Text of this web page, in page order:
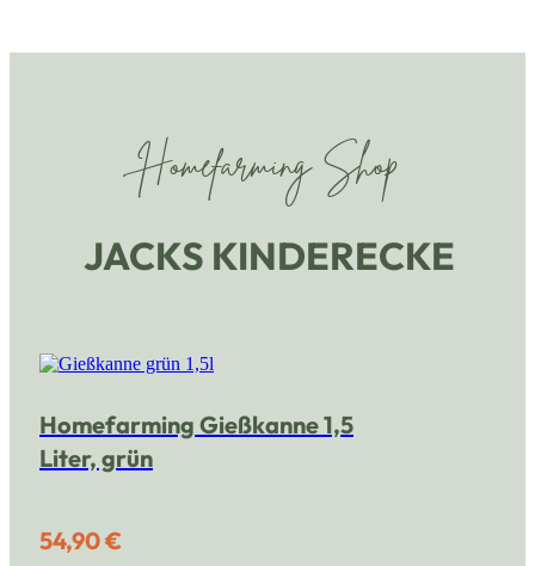
Homefarming Shop
JACKS KINDERECKE
Homefarming Gießkanne 1,5
Liter, grün
54,90 €